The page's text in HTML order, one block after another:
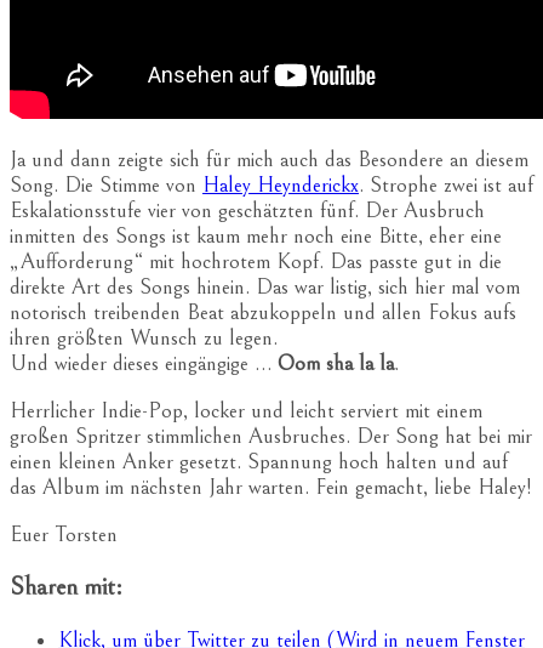
Ja und dann zeigte sich für mich auch das Besondere an diesem
Song. Die Stimme von Haley Heynderickx. Strophe zwei ist auf
Eskalationsstufe vier von geschätzten fünf. Der Ausbruch
inmitten des Songs ist kaum mehr noch eine Bitte, eher eine
„Aufforderung“ mit hochrotem Kopf. Das passte gut in die
direkte Art des Songs hinein. Das war listig, sich hier mal vom
notorisch treibenden Beat abzukoppeln und allen Fokus aufs
ihren größten Wunsch zu legen.
Und wieder dieses eingängige … Oom sha la la.
Herrlicher Indie-Pop, locker und leicht serviert mit einem
großen Spritzer stimmlichen Ausbruches. Der Song hat bei mir
einen kleinen Anker gesetzt. Spannung hoch halten und auf
das Album im nächsten Jahr warten. Fein gemacht, liebe Haley!
Euer Torsten
Sharen mit:
Klick, um über Twitter zu teilen (Wird in neuem Fenster